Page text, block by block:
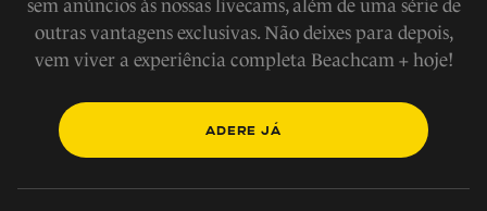
sem anúncios às nossas livecams, além de uma série de
outras vantagens exclusivas. Não deixes para depois,
vem viver a experiência completa Beachcam + hoje!
ADERE JÁ